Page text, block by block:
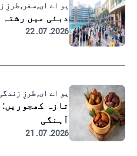
یو اے ای, سفر, طرزِ
دبئی میں رشتہ
2026. 07. 22
یو اے ای, طرزِ
تازہ
آہنگی
2026. 07. 21